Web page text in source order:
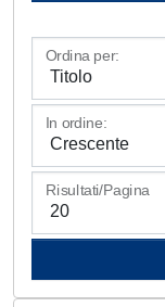
Ordina per:
In ordine:
Risultati/Pagina